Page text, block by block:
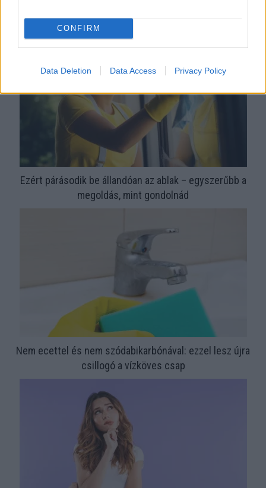
CONFIRM
Data Deletion Data Access Privacy Policy
Ezért párásodik be állandóan az ablak – egyszerűbb a
megoldás, mint gondolnád
Nem ecettel és nem szódabikarbónával: ezzel lesz újra
csillogó a vízköves csap